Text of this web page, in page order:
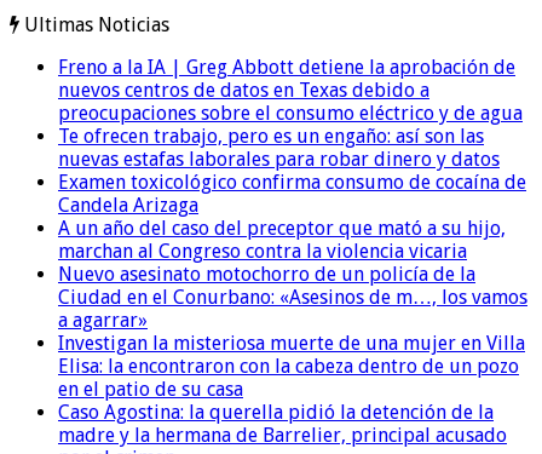
Ultimas Noticias
Freno a la IA | Greg Abbott detiene la aprobación de
nuevos centros de datos en Texas debido a
preocupaciones sobre el consumo eléctrico y de agua
Te ofrecen trabajo, pero es un engaño: así son las
nuevas estafas laborales para robar dinero y datos
Examen toxicológico confirma consumo de cocaína de
Candela Arizaga
A un año del caso del preceptor que mató a su hijo,
marchan al Congreso contra la violencia vicaria
Nuevo asesinato motochorro de un policía de la
Ciudad en el Conurbano: «Asesinos de m…, los vamos
a agarrar»
Investigan la misteriosa muerte de una mujer en Villa
Elisa: la encontraron con la cabeza dentro de un pozo
en el patio de su casa
Caso Agostina: la querella pidió la detención de la
madre y la hermana de Barrelier, principal acusado